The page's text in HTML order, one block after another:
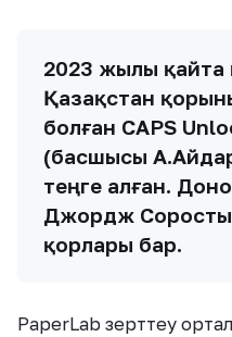
2023 жылы
Қазақстан
болған CAPS
(басшысы
теңге алған.
Джордж
қорлары бар.
PaperLab зерттеу